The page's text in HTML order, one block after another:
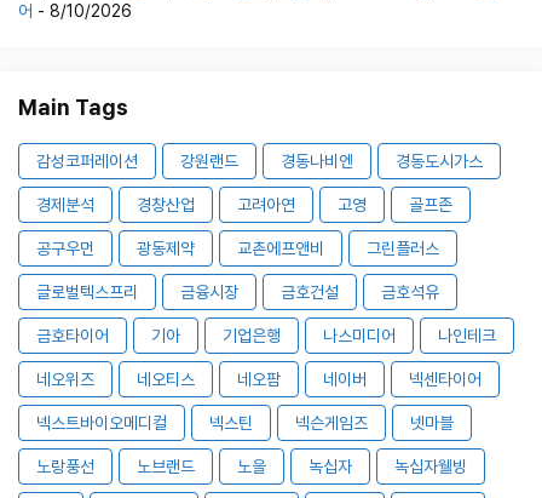
어 - 8/10/2026
Main Tags
감성코퍼레이션 강원랜드 경동나비엔 경동도시가스
경제분석 경창산업 고려아연 고영 골프존
공구우먼 광동제약 교촌에프앤비 그린플러스
글로벌텍스프리 금융시장 금호건설 금호석유
금호타이어 기아 기업은행 나스미디어 나인테크
네오위즈 네오티스 네오팜 네이버 넥센타이어
넥스트바이오메디컬 넥스틴 넥슨게임즈 넷마블
노랑풍선 노브랜드 노을 녹십자 녹십자웰빙